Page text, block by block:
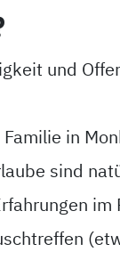
und
in
sind
im